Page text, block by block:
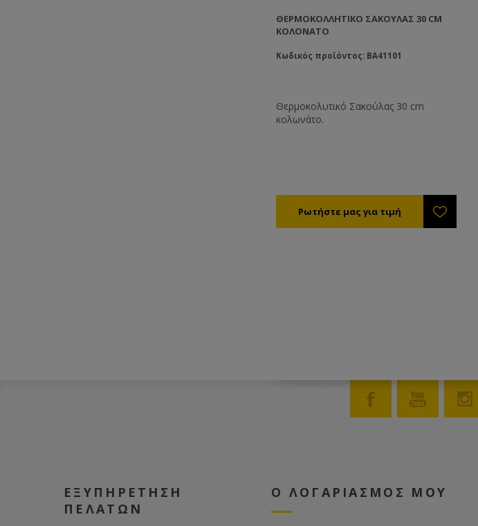
ΘΕΡΜΟΚΟΛΛΗΤΙΚΌ ΣΑΚΟΎΛΑΣ 30 CM
ΚΟΛΟΝΆΤΟ
Κωδικός προϊόντος: BA41101
Θερμοκολυτικό Σακούλας 30 cm
κολωνάτο.
ΕΞΥΠΗΡΕΤΗΣΗ
ΠΕΛΑΤΩΝ
Ο ΛΟΓΑΡΙΑΣΜΟΣ ΜΟΥ